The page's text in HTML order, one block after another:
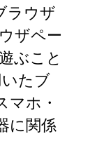
ラウザ
ザペー
ぶこと
たブ
ホ・
に関係